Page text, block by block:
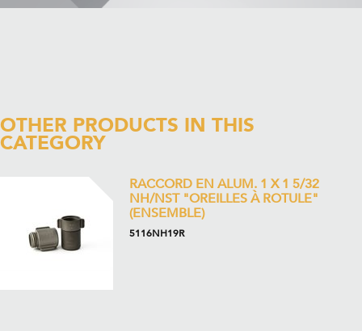
OTHER PRODUCTS IN THIS
CATEGORY
RACCORD EN ALUM. 1 X 1 5/32
NH/NST "OREILLES À ROTULE"
(ENSEMBLE)
5116NH19R